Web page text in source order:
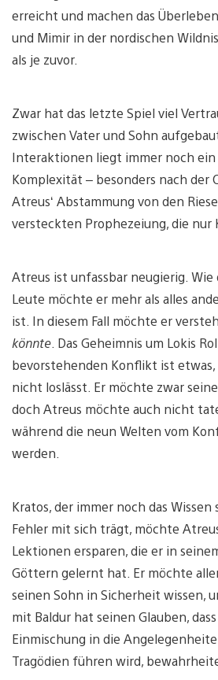
erreicht und machen das
und Mimir in der nordischen
als je zuvor.
Zwar hat das letzte Spiel viel
zwischen Vater und Sohn
Interaktionen liegt immer noch ein
Komplexität – besonders nach der
Atreus‘ Abstammung von den
versteckten Prophezeiung, die nur
Atreus ist unfassbar neugierig.
Leute möchte er mehr als alles
ist. In diesem Fall möchte er
könnte . Das Geheimnis um Lokis
bevorstehenden Konflikt ist etwas,
nicht loslässt. Er möchte zwar
doch Atreus möchte auch nicht
während die neun Welten vom
werden.
Kratos, der immer noch das
Fehler mit sich trägt, möchte
Lektionen ersparen, die er in
Göttern gelernt hat. Er möchte
seinen Sohn in Sicherheit wissen,
mit Baldur hat seinen Glauben,
Einmischung in die
Tragödien führen wird,